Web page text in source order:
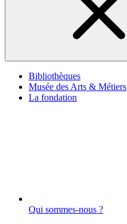
Bibliothèques
Musée des Arts & Métiers
La fondation
Qui sommes-nous ?